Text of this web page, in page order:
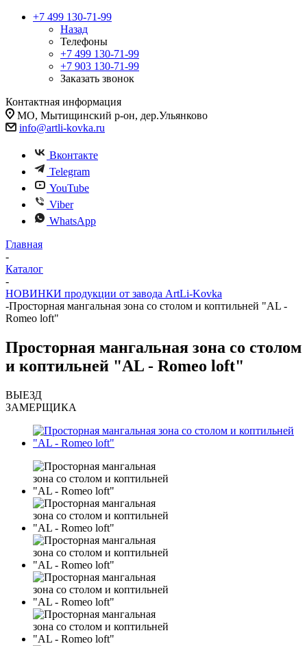
+7 499 130-71-99
Назад
Телефоны
+7 499 130-71-99
+7 903 130-71-99
Заказать звонок
Контактная информация
МО, Мытищинский р-он, дер.Ульянково
info@artli-kovka.ru
Вконтакте
Telegram
YouTube
Viber
WhatsApp
Главная
-
Каталог
-
НОВИНКИ продукции от завода ArtLi-Kovka
-Просторная мангальная зона со столом и коптильней "AL -
Romeo loft"
Просторная мангальная зона со столом
и коптильней "AL - Romeo loft"
ВЫЕЗД
ЗАМЕРЩИКА